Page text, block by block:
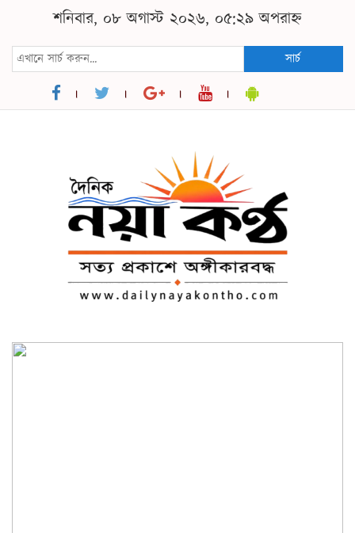
শনিবার, ০৮ অগাস্ট ২০২৬, ০৫:২৯ অপরাহ্ন
সার্চ